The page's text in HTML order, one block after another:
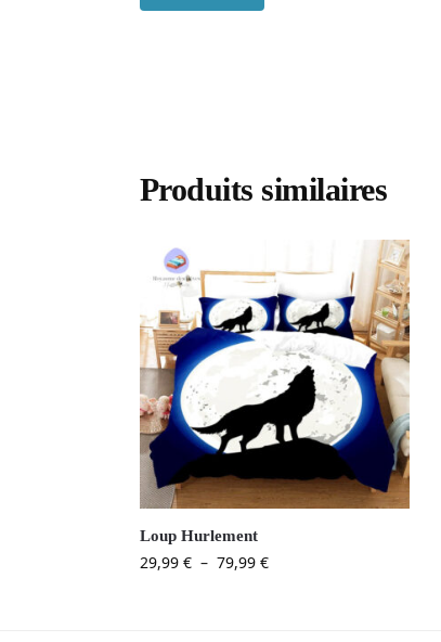
Produits similaires
Loup Hurlement
29,99 € – 79,99 €